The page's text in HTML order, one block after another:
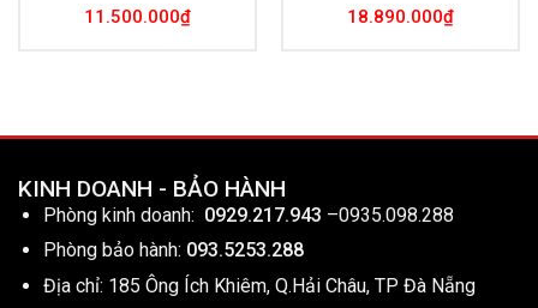
11.500.000₫
18.890.000₫
KINH DOANH - BẢO HÀNH
Phòng kinh doanh: 0929.217.943 –0935.098.288
Phòng bảo hành: 093.5253.288
Địa chỉ: 185 Ông Ích Khiêm, Q.Hải Châu, TP Đà Nẵng